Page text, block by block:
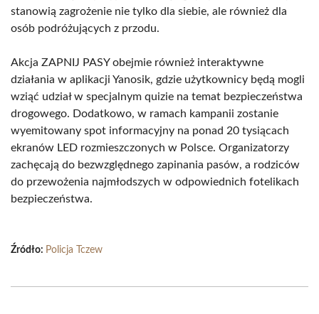
stanowią zagrożenie nie tylko dla siebie, ale również dla
osób podróżujących z przodu.
Akcja ZAPNIJ PASY obejmie również interaktywne
działania w aplikacji Yanosik, gdzie użytkownicy będą mogli
wziąć udział w specjalnym quizie na temat bezpieczeństwa
drogowego. Dodatkowo, w ramach kampanii zostanie
wyemitowany spot informacyjny na ponad 20 tysiącach
ekranów LED rozmieszczonych w Polsce. Organizatorzy
zachęcają do bezwzględnego zapinania pasów, a rodziców
do przewożenia najmłodszych w odpowiednich fotelikach
bezpieczeństwa.
Źródło: Policja Tczew